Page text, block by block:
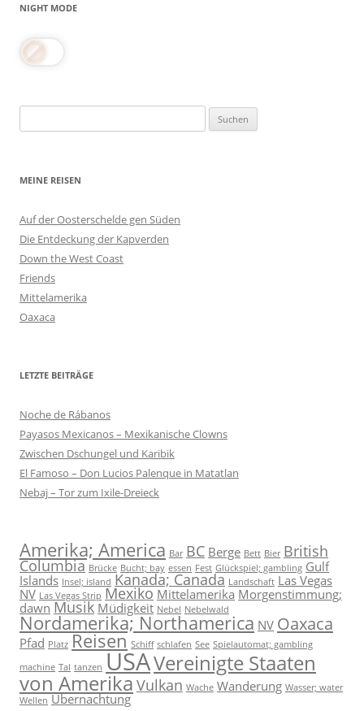
NIGHT MODE
nach:
MEINE REISEN
Auf der Oosterschelde gen Süden
Die Entdeckung der Kapverden
Down the West Coast
Friends
Mittelamerika
Oaxaca
LETZTE BEITRÄGE
Noche de Rábanos
Payasos Mexicanos – Mexikanische Clowns
Zwischen Dschungel und Karibik
El Famoso – Don Lucios Palenque in Matatlan
Nebaj – Tor zum Ixile-Dreieck
Amerika; America Bar BC Berge Bett Bier British
Columbia Brücke Bucht; bay essen Fest Glückspiel; gambling Gulf
Islands Insel; island Kanada; Canada Landschaft Las Vegas
NV Las Vegas Strip Mexiko Mittelamerika Morgenstimmung;
dawn Musik Müdigkeit Nebel Nebelwald
Nordamerika; Northamerica NV Oaxaca
Pfad Platz Reisen Schiff schlafen See Spielautomat; gambling
machine Tal tanzen USAVereinigte Staaten
von AmerikaVulkan Wache Wanderung Wasser; water
Wellen Übernachtung